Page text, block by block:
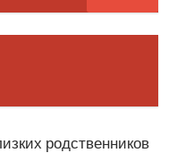
родственников